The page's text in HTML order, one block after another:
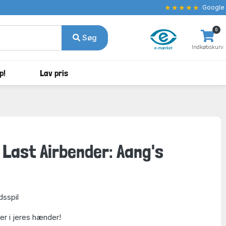
★★★★★ Google
Søg
Indkøbskurv
0
Lav pris
Airbender: Aang's
i jeres hænder!